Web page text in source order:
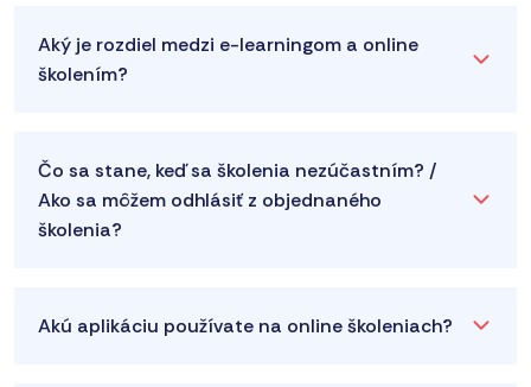
Aký je rozdiel medzi e-learningom a online
školením?
Čo sa stane, keď sa školenia nezúčastním? /
Ako sa môžem odhlásiť z objednaného
školenia?
Akú aplikáciu používate na online školeniach?